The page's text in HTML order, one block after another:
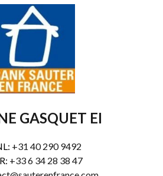
GASQUET EI
+31 40 290 9492
+33 6 34 28 38 47